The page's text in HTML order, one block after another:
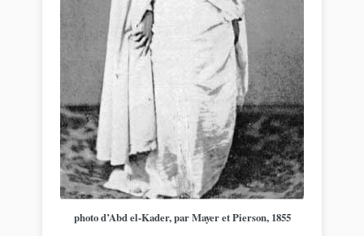
photo d’Abd el-Kader, par Mayer et Pierson, 1855